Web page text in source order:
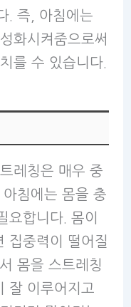
. 즉, 아침에는
화시켜줌으로써
를 수 있습니다.
레칭은 매우 중
침에는 몸을 충
요합니다. 몸이
집중력이 떨어질
몸을 스트레칭
잘 이루어지고